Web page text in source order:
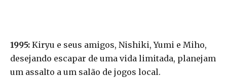
1995: Kiryu e seus amigos, Nishiki, Yumi e Miho,
desejando escapar de uma vida limitada, planejam
um assalto a um salão de jogos local.